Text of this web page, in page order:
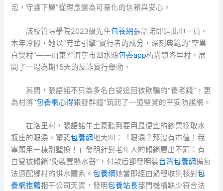
泡。守護下層”從理念變為可量化的信賴與安心。
該校管帳學院2023級先生包養網張語諾即是此中一員。
本年冷假，她以“芳華引擎”實行者的成分，深刻典範的“空巢
白叟村”——山東省濟寧市泗水縣包養app柘溝鎮洛里村，展
開了一場為期15天的反詐實行舉動。
其間，張語諾不只為多名白叟追回被欺騙的“養老錢”，更
為村落“包養網心得銀發群體”筑起了一道堅實的平安防護網。
在洛里村，張語諾牛土豪聽到要用最便宜的鈔票換取水
瓶座的眼淚，驚恐包養網地大叫：「眼淚？那沒有市值！我
寧願用一棟別墅換！」發明針對老年人的傾銷層出不窮：有
白叟被傾銷“免裝置熱水器”，付款后卻發明裝台灣包養網備無
法適配鄉村的供水體系。包養網她當即經由過程收集核對包
養網推薦相干公司天資，發明包養站長部門機構缺少符合法